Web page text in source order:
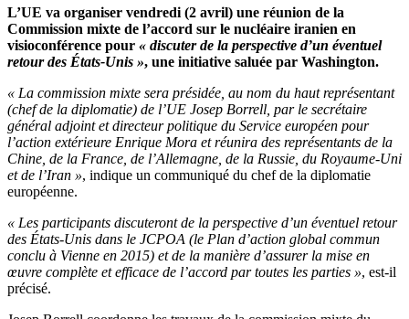
L’UE va organiser vendredi (2 avril) une réunion de la
Commission mixte de l’accord sur le nucléaire iranien en
visioconférence pour « discuter de la perspective d’un éventuel
retour des États-Unis », une initiative saluée par Washington.
« La commission mixte sera présidée, au nom du haut représentant
(chef de la diplomatie) de l’UE Josep Borrell, par le secrétaire
général adjoint et directeur politique du Service européen pour
l’action extérieure Enrique Mora et réunira des représentants de la
Chine, de la France, de l’Allemagne, de la Russie, du Royaume-Uni
et de l’Iran », indique un communiqué du chef de la diplomatie
européenne.
« Les participants discuteront de la perspective d’un éventuel retour
des États-Unis dans le JCPOA (le Plan d’action global commun
conclu à Vienne en 2015) et de la manière d’assurer la mise en
œuvre complète et efficace de l’accord par toutes les parties », est-il
précisé.